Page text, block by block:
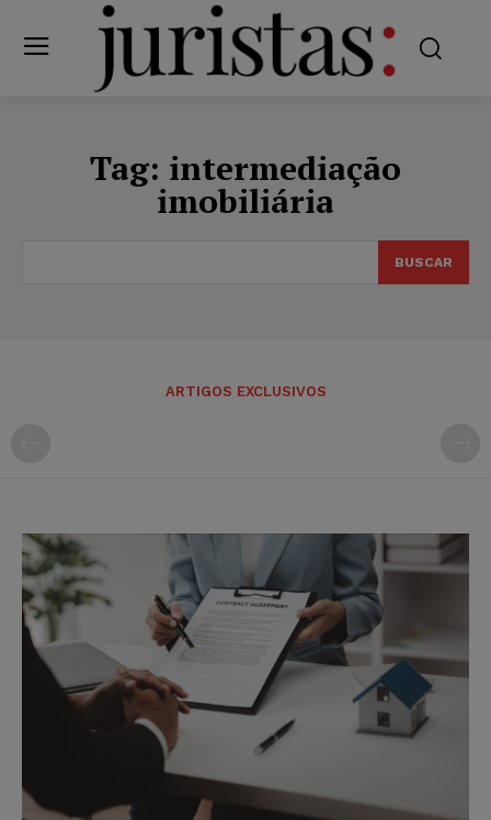
Tag: intermediação
imobiliária
BUSCAR
ARTIGOS EXCLUSIVOS